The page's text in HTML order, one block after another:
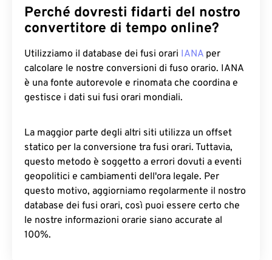
Perché dovresti fidarti del nostro
convertitore di tempo online?
Utilizziamo il database dei fusi orari IANA per
calcolare le nostre conversioni di fuso orario. IANA
è una fonte autorevole e rinomata che coordina e
gestisce i dati sui fusi orari mondiali.
La maggior parte degli altri siti utilizza un offset
statico per la conversione tra fusi orari. Tuttavia,
questo metodo è soggetto a errori dovuti a eventi
geopolitici e cambiamenti dell'ora legale. Per
questo motivo, aggiorniamo regolarmente il nostro
database dei fusi orari, così puoi essere certo che
le nostre informazioni orarie siano accurate al
100%.